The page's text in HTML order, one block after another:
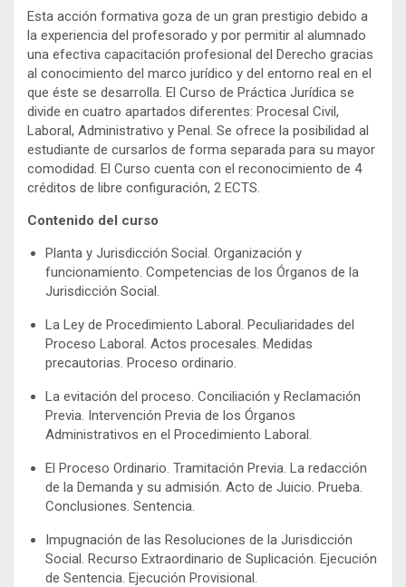
Esta acción formativa goza de un gran prestigio debido a
la experiencia del profesorado y por permitir al alumnado
una efectiva capacitación profesional del Derecho gracias
al conocimiento del marco jurídico y del entorno real en el
que éste se desarrolla. El Curso de Práctica Jurídica se
divide en cuatro apartados diferentes: Procesal Civil,
Laboral, Administrativo y Penal. Se ofrece la posibilidad al
estudiante de cursarlos de forma separada para su mayor
comodidad. El Curso cuenta con el reconocimiento de 4
créditos de libre configuración, 2 ECTS.
Contenido del curso
Planta y Jurisdicción Social. Organización y
funcionamiento. Competencias de los Órganos de la
Jurisdicción Social.
La Ley de Procedimiento Laboral. Peculiaridades del
Proceso Laboral. Actos procesales. Medidas
precautorias. Proceso ordinario.
La evitación del proceso. Conciliación y Reclamación
Previa. Intervención Previa de los Órganos
Administrativos en el Procedimiento Laboral.
El Proceso Ordinario. Tramitación Previa. La redacción
de la Demanda y su admisión. Acto de Juicio. Prueba.
Conclusiones. Sentencia.
Impugnación de las Resoluciones de la Jurisdicción
Social. Recurso Extraordinario de Suplicación. Ejecución
de Sentencia. Ejecución Provisional.